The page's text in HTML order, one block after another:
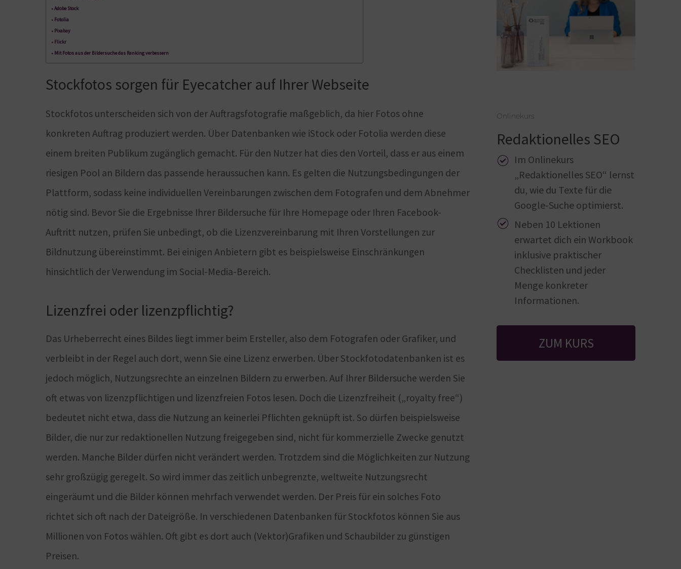
Adobe Stock
Fotolia
Pixabay
Flickr
Mit Fotos aus der Bildersuche das Ranking verbessern
Stockfotos sorgen für Eyecatcher auf Ihrer Webseite
Stockfotos unterscheiden sich von der Auftragsfotografie maßgeblich, da hier Fotos ohne
konkreten Auftrag produziert werden. Über Datenbanken wie iStock oder Fotolia werden diese
einem breiten Publikum zugänglich gemacht. Für den Nutzer hat dies den Vorteil, dass er aus einem
riesigen Pool an Bildern das passende heraussuchen kann. Es gelten die Nutzungsbedingungen der
Plattform, sodass keine individuellen Vereinbarungen zwischen dem Fotografen und dem Abnehmer
nötig sind. Bevor Sie die Ergebnisse Ihrer Bildersuche für Ihre Homepage oder Ihren Facebook-
Auftritt nutzen, prüfen Sie unbedingt, ob die Lizenzvereinbarung mit Ihren Vorstellungen zur
Bildnutzung übereinstimmt. Bei einigen Anbietern gibt es beispielsweise Einschränkungen
hinsichtlich der Verwendung im Social-Media-Bereich.
Lizenzfrei oder lizenzpflichtig?
Das Urheberrecht eines Bildes liegt immer beim Ersteller, also dem Fotografen oder Grafiker, und
verbleibt in der Regel auch dort, wenn Sie eine Lizenz erwerben. Über Stockfotodatenbanken ist es
jedoch möglich, Nutzungsrechte an einzelnen Bildern zu erwerben. Auf Ihrer Bildersuche werden Sie
oft etwas von lizenzpflichtigen und lizenzfreien Fotos lesen. Doch die Lizenzfreiheit („royalty free“)
bedeutet nicht etwa, dass die Nutzung an keinerlei Pflichten geknüpft ist. So dürfen beispielsweise
Bilder, die nur zur redaktionellen Nutzung freigegeben sind, nicht für kommerzielle Zwecke genutzt
werden. Manche Bilder dürfen nicht verändert werden. Trotzdem sind die Möglichkeiten zur Nutzung
sehr großzügig geregelt. So wird immer das zeitlich unbegrenzte, weltweite Nutzungsrecht
eingeräumt und die Bilder können mehrfach verwendet werden. Der Preis für ein solches Foto
richtet sich oft nach der Dateigröße. In verschiedenen Datenbanken für Stockfotos können Sie aus
Millionen von Fotos wählen. Oft gibt es dort auch (Vektor)Grafiken und Schaubilder zu günstigen
Preisen.
Onlinekurs
Redaktionelles SEO
Im Onlinekurs
„Redaktionelles SEO“ lernst
du, wie du Texte für die
Google-Suche optimierst.
Neben 10 Lektionen
erwartet dich ein Workbook
inklusive praktischer
Checklisten und jeder
Menge konkreter
Informationen.
ZUM KURS